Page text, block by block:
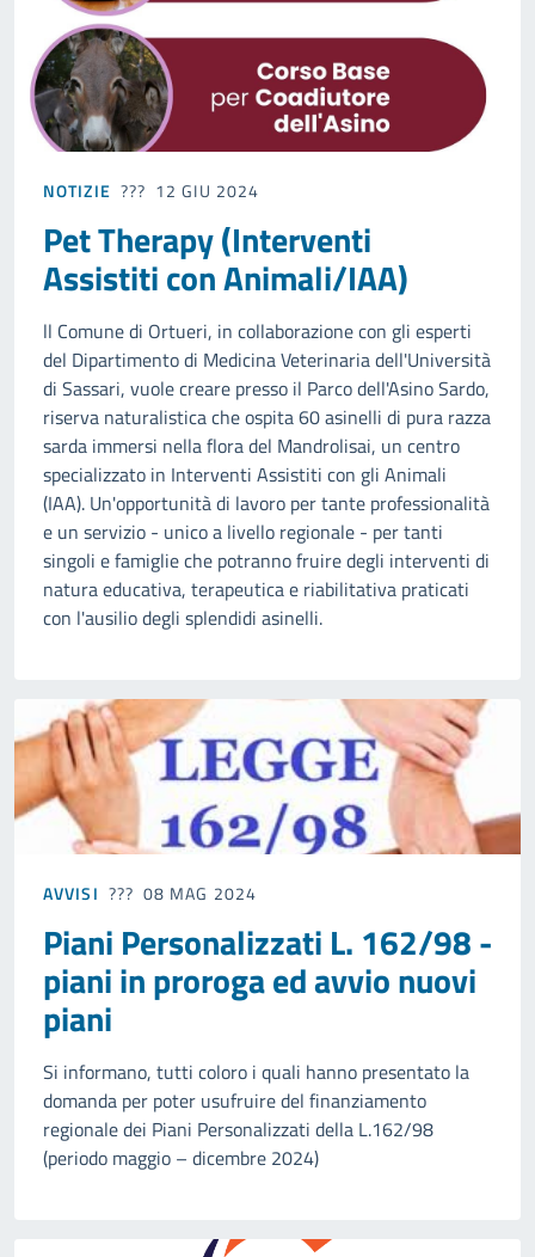
NOTIZIE 12 GIU 2024
Pet Therapy (Interventi
Assistiti con Animali/IAA)
ll Comune di Ortueri, in collaborazione con gli esperti
del Dipartimento di Medicina Veterinaria dell'Università
di Sassari, vuole creare presso il Parco dell'Asino Sardo,
riserva naturalistica che ospita 60 asinelli di pura razza
sarda immersi nella flora del Mandrolisai, un centro
specializzato in Interventi Assistiti con gli Animali
(IAA). Un'opportunità di lavoro per tante professionalità
e un servizio - unico a livello regionale - per tanti
singoli e famiglie che potranno fruire degli interventi di
natura educativa, terapeutica e riabilitativa praticati
con l'ausilio degli splendidi asinelli.
AVVISI 08 MAG 2024
Piani Personalizzati L. 162/98 -
piani in proroga ed avvio nuovi
piani
Si informano, tutti coloro i quali hanno presentato la
domanda per poter usufruire del finanziamento
regionale dei Piani Personalizzati della L.162/98
(periodo maggio – dicembre 2024)